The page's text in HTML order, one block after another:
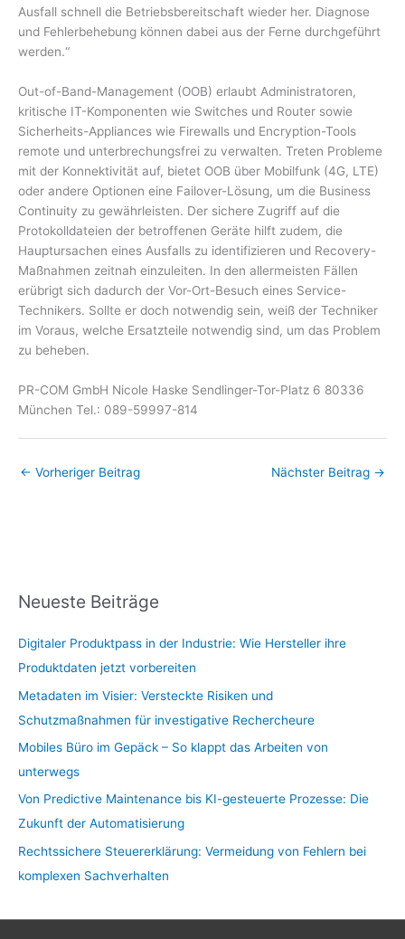
Ausfall schnell die Betriebsbereitschaft wieder her. Diagnose
und Fehlerbehebung können dabei aus der Ferne durchgeführt
werden.“
Out-of-Band-Management (OOB) erlaubt Administratoren,
kritische IT-Komponenten wie Switches und Router sowie
Sicherheits-Appliances wie Firewalls und Encryption-Tools
remote und unterbrechungsfrei zu verwalten. Treten Probleme
mit der Konnektivität auf, bietet OOB über Mobilfunk (4G, LTE)
oder andere Optionen eine Failover-Lösung, um die Business
Continuity zu gewährleisten. Der sichere Zugriff auf die
Protokolldateien der betroffenen Geräte hilft zudem, die
Hauptursachen eines Ausfalls zu identifizieren und Recovery-
Maßnahmen zeitnah einzuleiten. In den allermeisten Fällen
erübrigt sich dadurch der Vor-Ort-Besuch eines Service-
Technikers. Sollte er doch notwendig sein, weiß der Techniker
im Voraus, welche Ersatzteile notwendig sind, um das Problem
zu beheben.
PR-COM GmbH Nicole Haske Sendlinger-Tor-Platz 6 80336
München Tel.: 089-59997-814 ​
← Vorheriger Beitrag Nächster Beitrag →
Neueste Beiträge
Digitaler Produktpass in der Industrie: Wie Hersteller ihre
Produktdaten jetzt vorbereiten
Metadaten im Visier: Versteckte Risiken und
Schutzmaßnahmen für investigative Rechercheure
Mobiles Büro im Gepäck – So klappt das Arbeiten von
unterwegs
Von Predictive Maintenance bis KI-gesteuerte Prozesse: Die
Zukunft der Automatisierung
Rechtssichere Steuererklärung: Vermeidung von Fehlern bei
komplexen Sachverhalten